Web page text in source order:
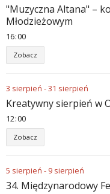
"Muzyczna Altana" –
Młodzieżowym
16 00
Zobacz
3 sierpień -31 sierpień
Kreatywny sierpień w
12 00
Zobacz
5 sierpień - 9 sierpień
34. Międzynarodowy